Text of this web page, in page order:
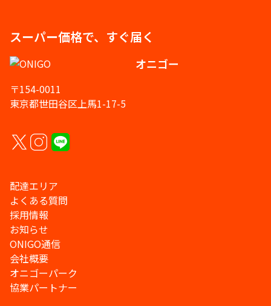
スーパー価格で、すぐ届く
オニゴー
〒154-0011
東京都世田谷区上馬1-17-5
配達エリア
よくある質問
採用情報
お知らせ
ONIGO通信
会社概要
オニゴーパーク
協業パートナー